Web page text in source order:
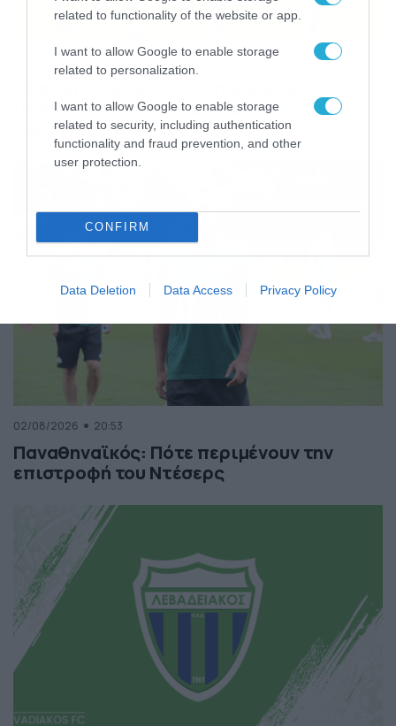
related to functionality of the website or app.
I want to allow Google to enable storage
related to personalization.
I want to allow Google to enable storage
related to security, including authentication
functionality and fraud prevention, and other
user protection.
CONFIRM
Data Deletion Data Access Privacy Policy
ισοπαλία με την Πάρμα – Έδειξε
χαρακτήρα στην Ιταλία
02/08/2026 20:53
Παναθηναϊκός: Πότε περιμένουν την
επιστροφή του Ντέσερς